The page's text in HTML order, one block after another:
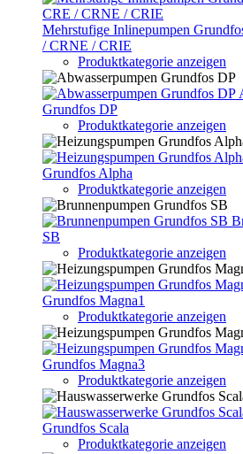
Mehrstufige Inlinepumpen
/ CRNE / CRIE
Produktkategorie anzeigen
Grundfos DP
Produktkategorie anzeigen
Grundfos Alpha
Produktkategorie anzeigen
SB
Produktkategorie anzeigen
Grundfos Magna1
Produktkategorie anzeigen
Grundfos Magna3
Produktkategorie anzeigen
Grundfos Scala
Produktkategorie anzeigen